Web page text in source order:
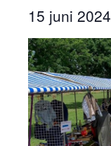
15 juni 2024